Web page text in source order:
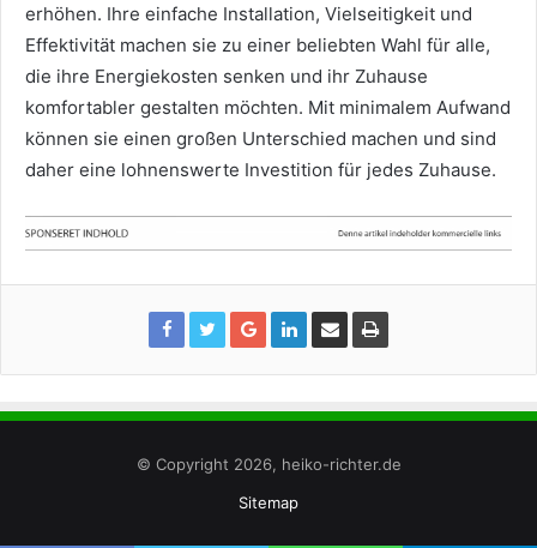
erhöhen. Ihre einfache Installation, Vielseitigkeit und
Effektivität machen sie zu einer beliebten Wahl für alle,
die ihre Energiekosten senken und ihr Zuhause
komfortabler gestalten möchten. Mit minimalem Aufwand
können sie einen großen Unterschied machen und sind
daher eine lohnenswerte Investition für jedes Zuhause.
© Copyright 2026, heiko-richter.de
Sitemap